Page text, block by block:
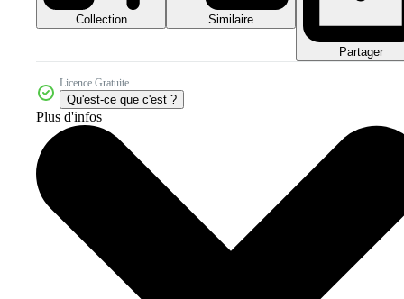
Collection Similaire
Partager
Licence Gratuite
Qu'est-ce que c'est ?
Plus d'infos